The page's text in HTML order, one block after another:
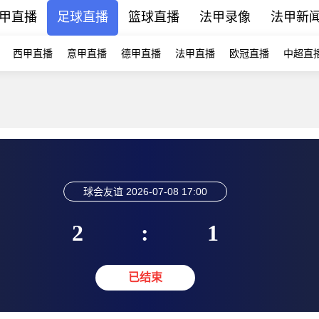
直播 足球直播 篮球直播 法甲录像 法甲新
西甲直播 意甲直播 德甲直播 法甲直播 欧冠直播 中超直
球会友谊 2026-07-08 17:00
2 : 1
已结束